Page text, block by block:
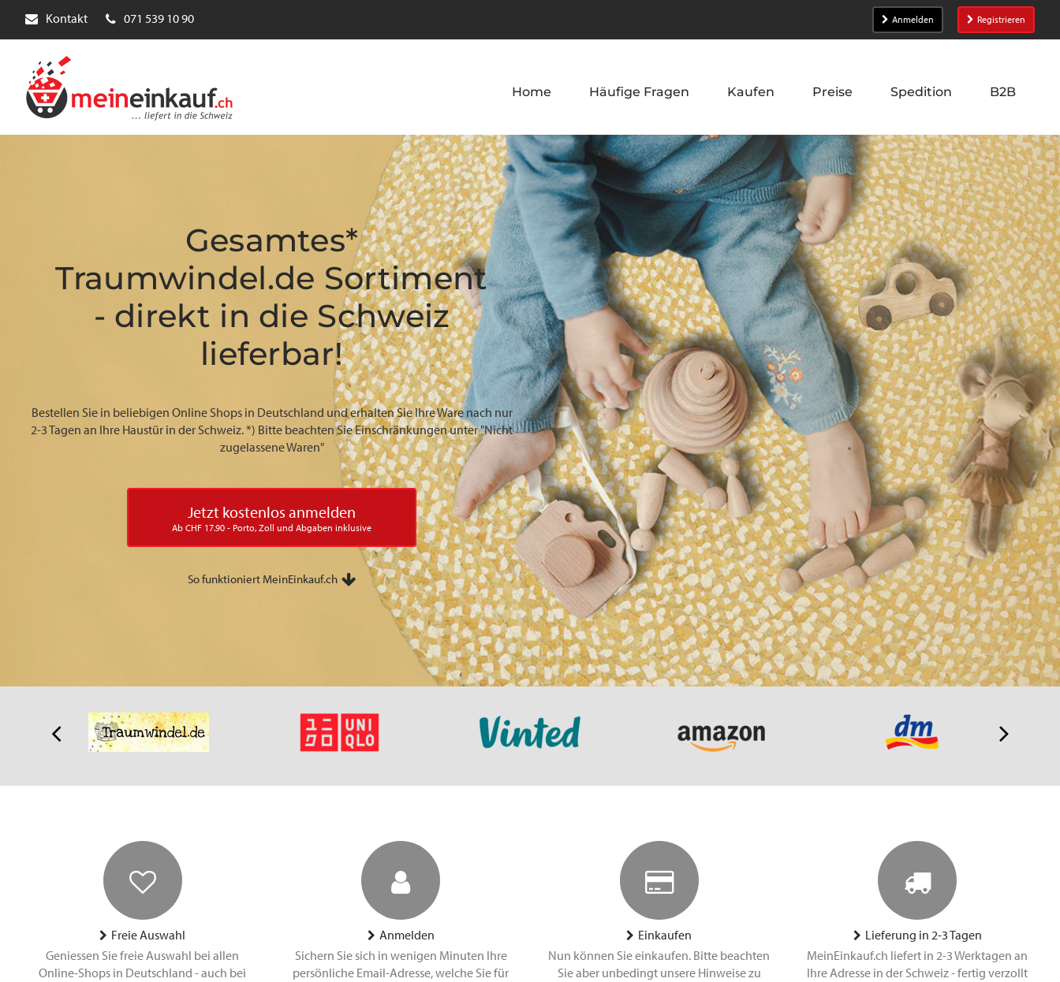
Kontakt 071 539 10 90 Anmelden Registrieren
Home Häufige Fragen Kaufen Preise Spedition B2B
Gesamtes*
Traumwindel.de Sortiment
- direkt in die Schweiz
lieferbar!
Bestellen Sie in beliebigen Online Shops in Deutschland und erhalten Sie Ihre Ware nach nur
2-3 Tagen an Ihre Haustür in der Schweiz. *) Bitte beachten Sie Einschränkungen unter "Nicht
zugelassene Waren"
Jetzt kostenlos anmelden
Ab CHF 17.90 - Porto, Zoll und Abgaben inklusive
So funktioniert MeinEinkauf.ch
Freie Auswahl
Geniessen Sie freie Auswahl bei allen
Online-Shops in Deutschland - auch bei
Anmelden
Sichern Sie sich in wenigen Minuten Ihre
persönliche Email-Adresse, welche Sie für
Einkaufen
Nun können Sie einkaufen. Bitte beachten
Sie aber unbedingt unsere Hinweise zu
Lieferung in 2-3 Tagen
MeinEinkauf.ch liefert in 2-3 Werktagen an
Ihre Adresse in der Schweiz - fertig verzollt